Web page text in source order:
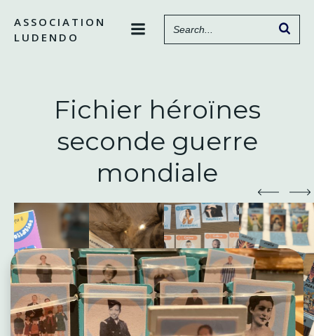
contenu
ASSOCIATION
LUDENDO
Fichier héroïnes
seconde guerre
mondiale